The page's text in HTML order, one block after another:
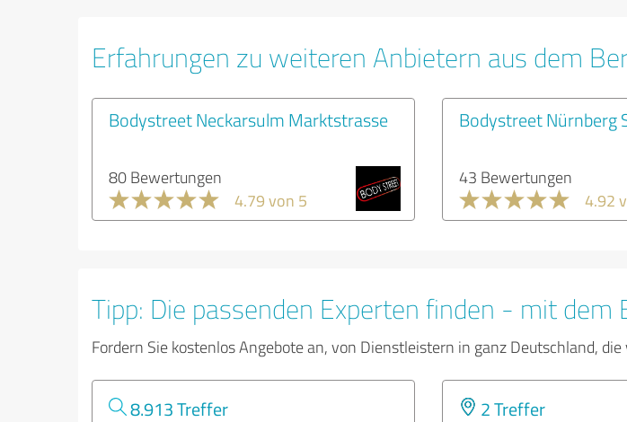
Erfahrungen zu weiteren Anbietern aus dem
Bodystreet Neckarsulm Marktstrasse
80 Bewertungen
4.79 von 5
Bodystreet Nürnberg
43 Bewertungen
4.92
Tipp: Die passenden Experten finden - mit dem
Fordern Sie kostenlos Angebote an, von Dienstleistern in ganz Deutschland,
8.913 Treffer 2 Treffer